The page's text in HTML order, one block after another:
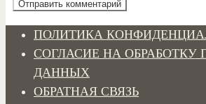
ПОЛИТИКА
СОГЛАСИЕ НА ОБРАБОТКУ
ДАННЫХ
ОБРАТНАЯ СВЯЗЬ